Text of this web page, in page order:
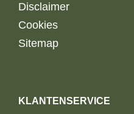
Disclaimer
Cookies
Sitemap
KLANTENSERVICE